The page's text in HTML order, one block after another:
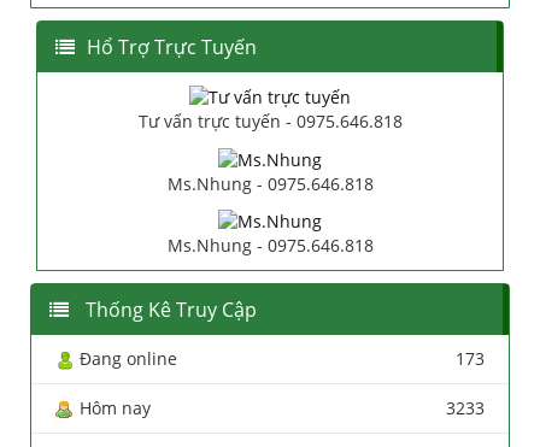
Hổ Trợ Trực Tuyến
Tư vấn trực tuyến - 0975.646.818
Ms.Nhung - 0975.646.818
Ms.Nhung - 0975.646.818
Thống Kê Truy Cập
Đang online 173
Hôm nay 3233